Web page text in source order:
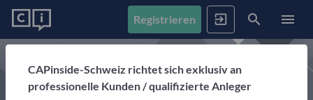
News
Registrieren Anmelden
Registrieren
CAPinside-Schweiz richtet sich exklusiv an
professionelle Kunden / qualifizierte Anleger